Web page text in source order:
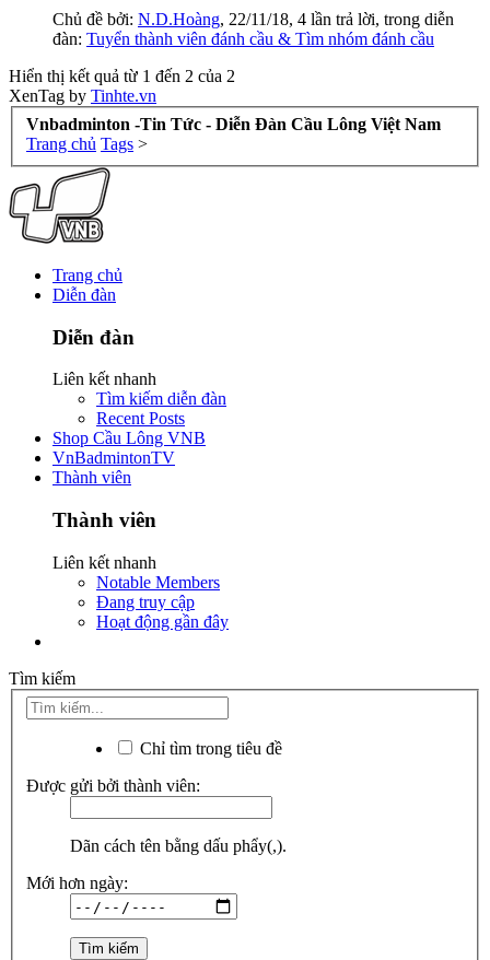
Chủ đề bởi: N.D.Hoàng, 22/11/18, 4 lần trả lời, trong diễn
đàn: Tuyển thành viên đánh cầu & Tìm nhóm đánh cầu
Hiển thị kết quả từ 1 đến 2 của 2
XenTag by Tinhte.vn
Vnbadminton -Tin Tức - Diễn Đàn Cầu Lông Việt Nam
Trang chủ Tags >
Trang chủ
Diễn đàn
Diễn đàn
Liên kết nhanh
Tìm kiếm diễn đàn
Recent Posts
Shop Cầu Lông VNB
VnBadmintonTV
Thành viên
Thành viên
Liên kết nhanh
Notable Members
Đang truy cập
Hoạt động gần đây
Tìm kiếm
Chỉ tìm trong tiêu đề
Được gửi bởi thành viên:
Dãn cách tên bằng dấu phẩy(,).
Mới hơn ngày: